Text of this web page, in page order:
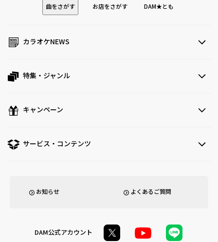
曲をさがす お店をさがす DAM★とも
カラオケNEWS
特集・ジャンル
キャンペーン
サービス・コンテンツ
お知らせ よくあるご質問
DAM公式アカウント